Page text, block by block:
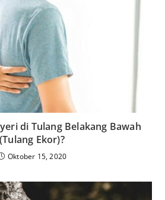
di Tulang Belakang Bawah
(Tulang Ekor)?
Oktober 15, 2020